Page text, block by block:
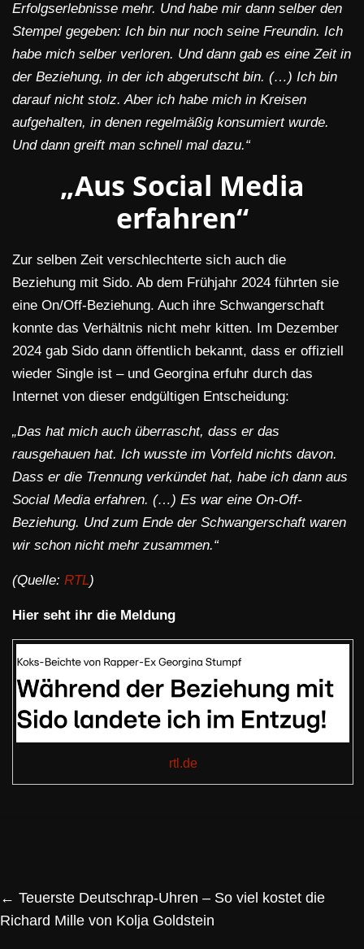
Erfolgserlebnisse mehr. Und habe mir dann selber den
Stempel gegeben: Ich bin nur noch seine Freundin. Ich
habe mich selber verloren. Und dann gab es eine Zeit in
der Beziehung, in der ich abgerutscht bin. (…) Ich bin
darauf nicht stolz. Aber ich habe mich in Kreisen
aufgehalten, in denen regelmäßig konsumiert wurde.
Und dann greift man schnell mal dazu.“
„Aus Social Media
erfahren“
Zur selben Zeit verschlechterte sich auch die
Beziehung mit Sido. Ab dem Frühjahr 2024 führten sie
eine On/Off-Beziehung. Auch ihre Schwangerschaft
konnte das Verhältnis nicht mehr kitten. Im Dezember
2024 gab Sido dann öffentlich bekannt, dass er offiziell
wieder Single ist – und Georgina erfuhr durch das
Internet von dieser endgültigen Entscheidung:
„Das hat mich auch überrascht, dass er das
rausgehauen hat. Ich wusste im Vorfeld nichts davon.
Dass er die Trennung verkündet hat, habe ich dann aus
Social Media erfahren. (…) Es war eine On-Off-
Beziehung. Und zum Ende der Schwangerschaft waren
wir schon nicht mehr zusammen.“
(Quelle: RTL)
Hier seht ihr die Meldung
rtl.de
← Teuerste Deutschrap-Uhren – So viel kostet die
Richard Mille von Kolja Goldstein